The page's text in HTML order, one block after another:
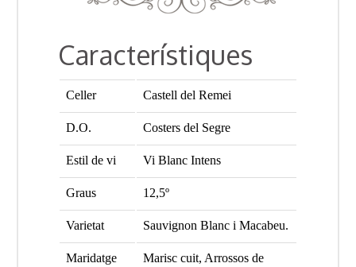
Característiques
Celler Castell del Remei
D.O. Costers del Segre
Estil de vi Vi Blanc Intens
Graus 12,5º
Varietat Sauvignon Blanc i Macabeu.
Maridatge
Marisc cuit, Arrossos de